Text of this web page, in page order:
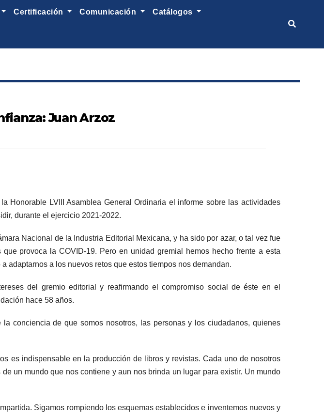
certificación comunicación catálogos
Juan Arzoz
Honorable LVIII Asamblea General Ordinaria el informe sobre las actividades
durante el ejercicio 2021-2022.
Nacional de la Industria Editorial Mexicana, y ha sido por azar, o tal vez fue
provoca la COVID-19. Pero en unidad gremial hemos hecho frente a esta
adaptarnos a los nuevos retos que estos tiempos nos demandan.
del gremio editorial y reafirmando el compromiso social de éste en el
hace 58 años.
conciencia de que somos nosotros, las personas y los ciudadanos, quienes
es indispensable en la producción de libros y revistas. Cada uno de nosotros
un mundo que nos contiene y aun nos brinda un lugar para existir. Un mundo
Sigamos rompiendo los esquemas establecidos e inventemos nuevos y